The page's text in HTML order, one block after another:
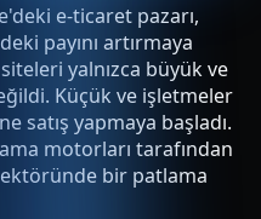
e-ticaret pazarı,
payını artırmaya
yalnızca büyük ve
Küçük ve işletmeler
satış yapmaya başladı.
motorları tarafından
bir patlama